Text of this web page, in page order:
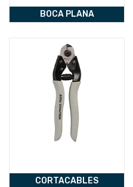
BOCA PLANA
CORTACABLES